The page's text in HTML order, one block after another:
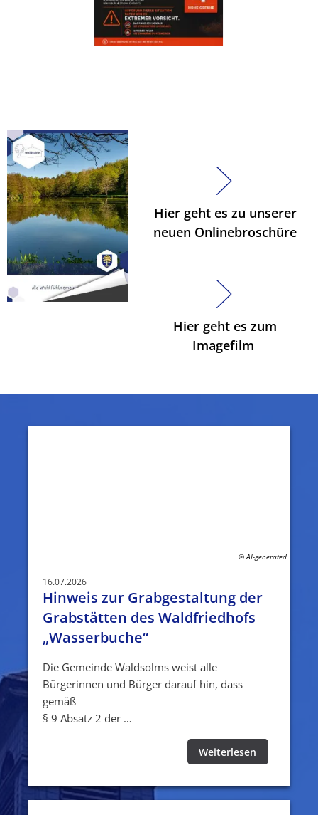
Hier geht es zu unserer
neuen Onlinebroschüre
Hier geht es zum
Imagefilm
© AI-generated
16.07.2026
Hinweis zur Grabgestaltung der
Grabstätten des Waldfriedhofs
„Wasserbuche“
Die Gemeinde Waldsolms weist alle
Bürgerinnen und Bürger darauf hin, dass
gemäß
§ 9 Absatz 2 der …
Weiterlesen